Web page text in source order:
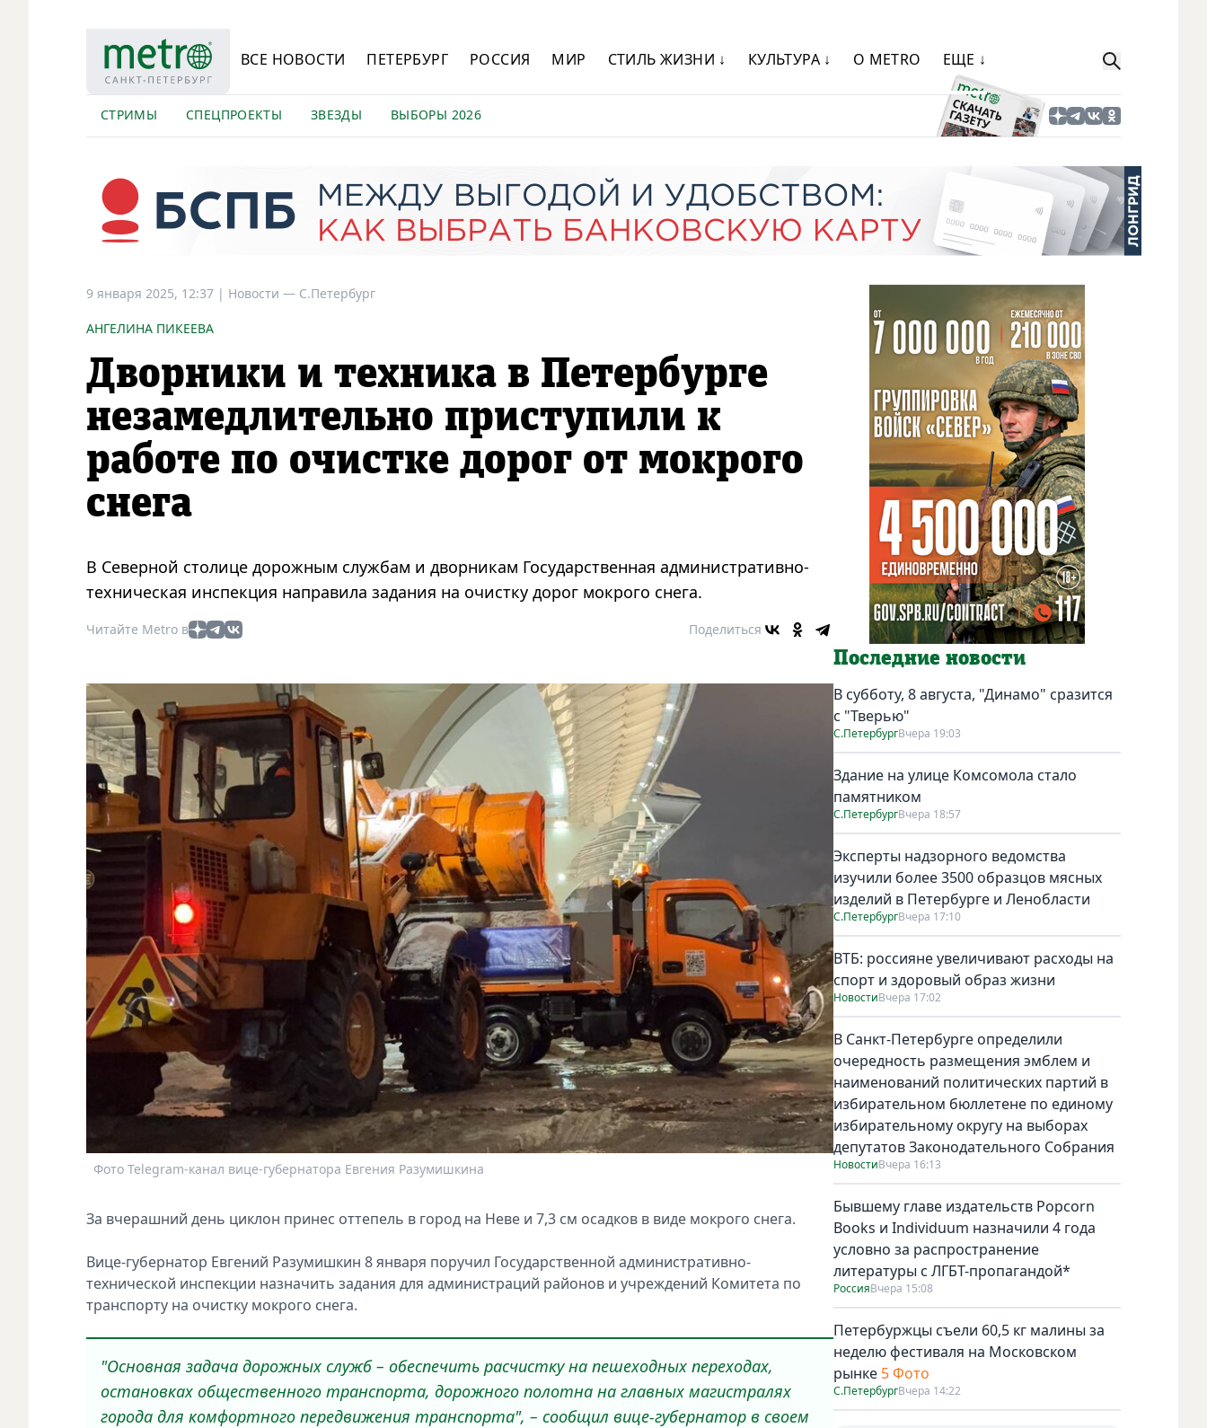
ВСЕ НОВОСТИ ПЕТЕРБУРГ РОССИЯ МИР СТИЛЬ ЖИЗНИ ↓ КУЛЬТУРА ↓ О METRO ЕЩЕ ↓
СТРИМЫ СПЕЦПРОЕКТЫ ЗВЕЗДЫ ВЫБОРЫ 2026
9 января 2025, 12:37 | Новости — С.Петербург
АНГЕЛИНА ПИКЕЕВА
Дворники и техника в Петербурге
незамедлительно приступили к
работе по очистке дорог от мокрого
снега
В Северной столице дорожным службам и дворникам Государственная административно-
техническая инспекция направила задания на очистку дорог мокрого снега.
Читайте Metro в Поделиться
Фото Telegram-канал вице-губернатора Евгения Разумишкина
За вчерашний день циклон принес оттепель в город на Неве и 7,3 см осадков в виде мокрого снега.
Вице-губернатор Евгений Разумишкин 8 января поручил Государственной административно-
технической инспекции назначить задания для администраций районов и учреждений Комитета по
транспорту на очистку мокрого снега.
"Основная задача дорожных служб – обеспечить расчистку на пешеходных переходах,
остановках общественного транспорта, дорожного полотна на главных магистралях
города для комфортного передвижения транспорта", – сообщил вице-губернатор в своем
Последние новости
В субботу, 8 августа, "Динамо" сразится
с "Тверью"
С.ПетербургВчера 19:03
Здание на улице Комсомола стало
памятником
С.ПетербургВчера 18:57
Эксперты надзорного ведомства
изучили более 3500 образцов мясных
изделий в Петербурге и Ленобласти
С.ПетербургВчера 17:10
ВТБ: россияне увеличивают расходы на
спорт и здоровый образ жизни
НовостиВчера 17:02
В Санкт-Петербурге определили
очередность размещения эмблем и
наименований политических партий в
избирательном бюллетене по единому
избирательному округу на выборах
депутатов Законодательного Собрания
НовостиВчера 16:13
Бывшему главе издательств Popcorn
Books и Individuum назначили 4 года
условно за распространение
литературы с ЛГБТ-пропагандой*
РоссияВчера 15:08
Петербуржцы съели 60,5 кг малины за
неделю фестиваля на Московском
рынке 5 Фото
С.ПетербургВчера 14:22